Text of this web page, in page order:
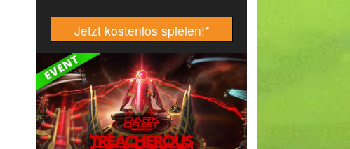
Jetzt kostenlos spielen!*